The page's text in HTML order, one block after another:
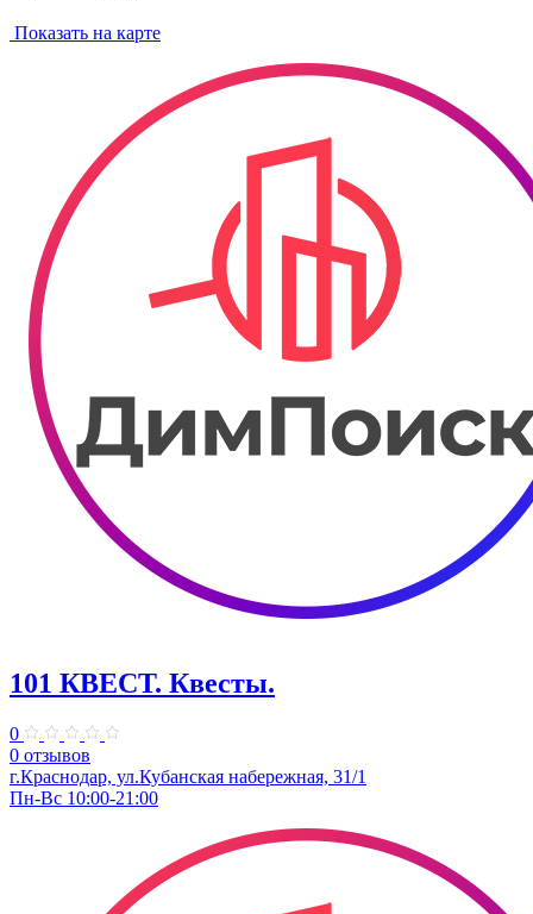
Показать на карте
101 КВЕСТ. Квесты.
0
0 отзывов
​г.Краснодар, ул.Кубанская набережная, 31/1
Пн-Вс 10:00-21:00